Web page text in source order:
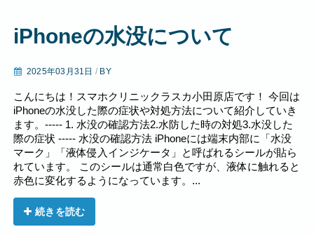
iPhoneの水没について
2025年03月31日 / BY
こんにちは！スマホクリニックラスカ小田原店です！ 今回は
iPhoneの水没した際の症状や対処方法について紹介していき
ます。----- 1. 水没の確認方法2.水防した時の対処3.水没した
際の症状 ----- 水没の確認方法 iPhoneには端末内部に「水没
マーク」「液体侵入インジケータ」と呼ばれるシールが貼ら
れています。 このシールは通常白色ですが、液体に触れると
赤色に変化するようになっています。...
続きを読む